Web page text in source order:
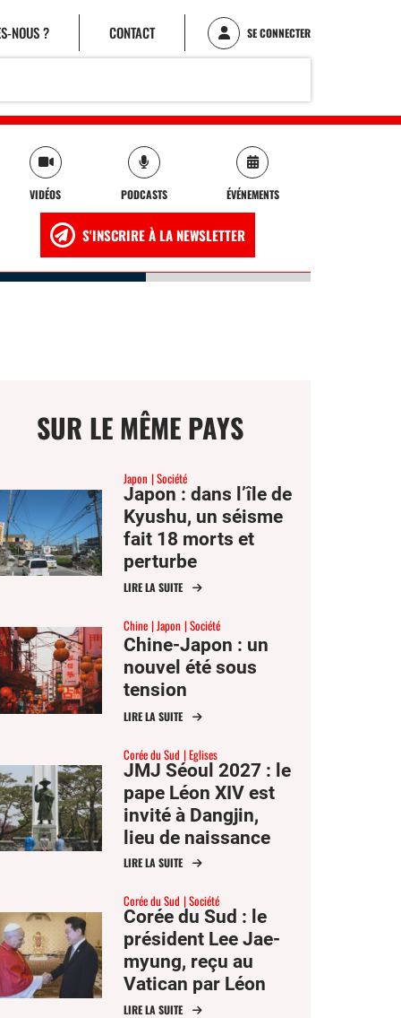
NOUS ? CONTACT SE CONNECTER
VIDÉOS PODCASTS ÉVÉNEMENTS
S'INSCRIRE À LA NEWSLETTER
SUR LE MÊME PAYS
Japon Société
Japon : dans l’île de
Kyushu, un séisme
fait 18 morts et
perturbe
l’économie
LIRE LA SUITE
Chine Japon Société
Chine-Japon : un
nouvel été sous
tension
LIRE LA SUITE
Corée du Sud Eglises
JMJ Séoul 2027 : le
pape Léon XIV est
invité à Dangjin,
lieu de naissance
de saint André Kim
LIRE LA SUITE
Corée du Sud Société
Corée du Sud : le
président Lee Jae-
myung, reçu au
Vatican par Léon
XIV, attire
LIRE LA SUITE